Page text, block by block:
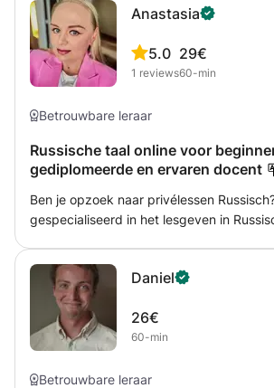
leerlingen op een efficiënte manier
huiswerk en vragen beantwoorden op
rekenen, taal, middelbare school vakken
ondersteuning bieden bij middelbaar en
Anastasia
5.0
1 reviews
29€
60-min
Betrouwbare leraar
Russische taal online voor
gediplomeerde en ervaren docent
Ben je opzoek naar privélessen
gespecialiseerd in het lesgeven in
minuten.Ik kan je helpen om snel
leren, praten , lezen en schrijven.
Daniel
26€
60-min
Betrouwbare leraar